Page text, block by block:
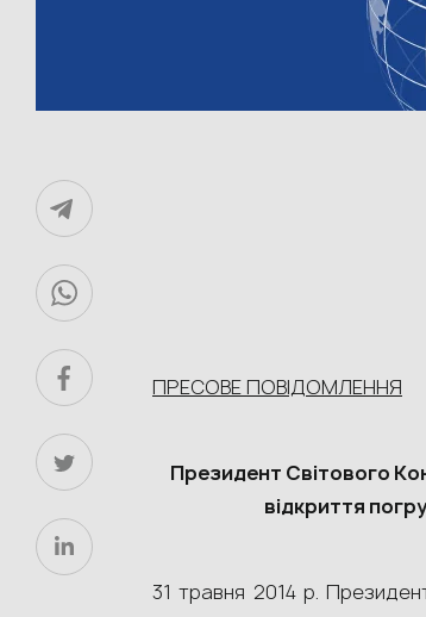
ПРЕСОВЕ ПОВІДОМЛЕННЯ
Президент Світового
відкриття
31 травня 2014 р.